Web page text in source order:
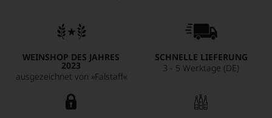
WEINSHOP DES JAHRES
2023
ausgezeichnet von »Falstaff«
SCHNELLE LIEFERUNG
3 - 5 Werktage (DE)